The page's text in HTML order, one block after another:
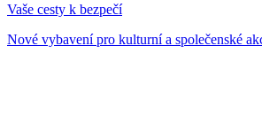
Vaše cesty k bezpečí
Nové vybavení pro kulturní a společenské